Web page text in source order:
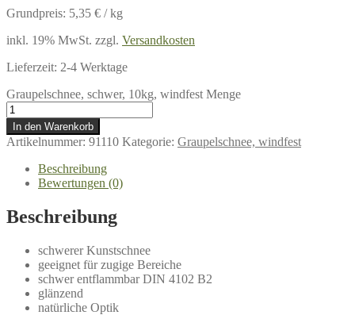
Grundpreis: 5,35 € /kg
inkl. 19% MwSt. zzgl. Versandkosten
Lieferzeit: 2-4 Werktage
Graupelschnee, schwer, 10kg, windfest Menge
In den Warenkorb
Artikelnummer: 91110 Kategorie: Graupelschnee, windfest
Beschreibung
Bewertungen (0)
Beschreibung
schwerer Kunstschnee
geeignet für zugige Bereiche
schwer entflammbar DIN 4102 B2
glänzend
natürliche Optik